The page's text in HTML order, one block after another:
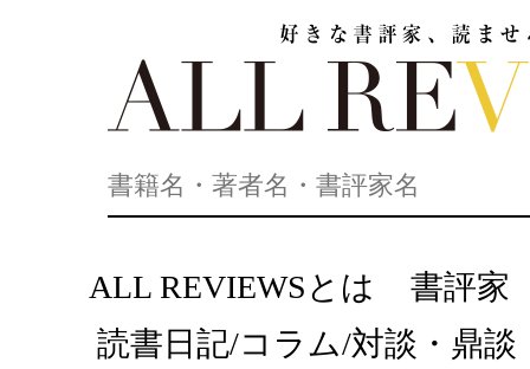
ALL REVIEWSとは
書評家
読書日記/コラム/対談・鼎談